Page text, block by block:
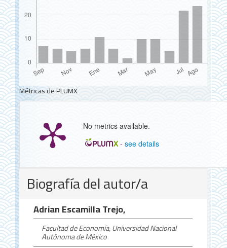
Métricas de PLUMX
No metrics available.
-see details
Detalles
del
artículo
Biografía del autor/a
Adrian Escamilla Trejo,
Facultad de Economía, Universidad Nacional
Autónoma de México